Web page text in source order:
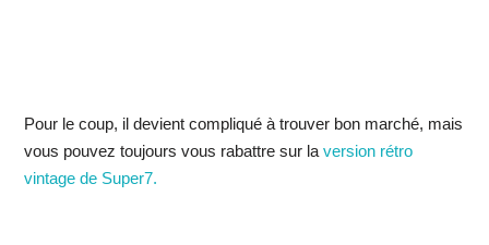
Pour le coup, il devient compliqué à trouver bon marché, mais
vous pouvez toujours vous rabattre sur la version rétro
vintage de Super7.